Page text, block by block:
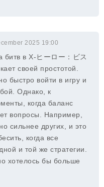
2025 19:00
в X-ヒーロー：ビス
своей простотой.
быстро войти в игру и
Однако, к
когда баланс
вопросы. Например,
сильнее других, и это
когда все
и той же стратегии.
хотелось бы больше